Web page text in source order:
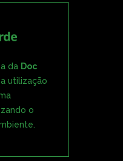
da Doc
utilização
o